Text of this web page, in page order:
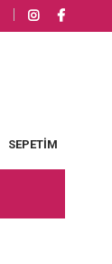
SEPETIM